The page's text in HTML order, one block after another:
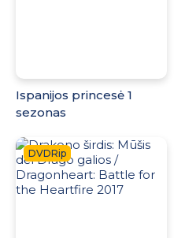
Ispanijos princesė 1
sezonas
DVDRip